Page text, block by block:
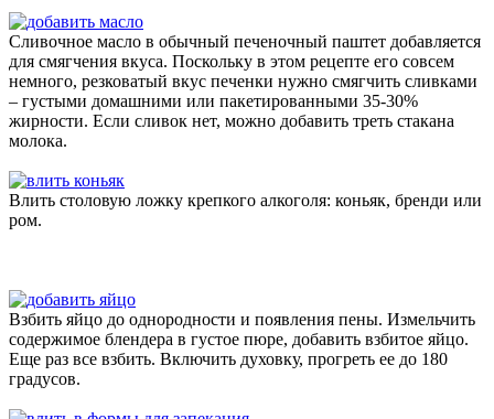
Сливочное масло в обычный печеночный паштет добавляется
для смягчения вкуса. Поскольку в этом рецепте его совсем
немного, резковатый вкус печенки нужно смягчить сливками
– густыми домашними или пакетированными 35-30%
жирности. Если сливок нет, можно добавить треть стакана
молока.
Влить столовую ложку крепкого алкоголя: коньяк, бренди или
ром.
Взбить яйцо до однородности и появления пены. Измельчить
содержимое блендера в густое пюре, добавить взбитое яйцо.
Еще раз все взбить. Включить духовку, прогреть ее до 180
градусов.